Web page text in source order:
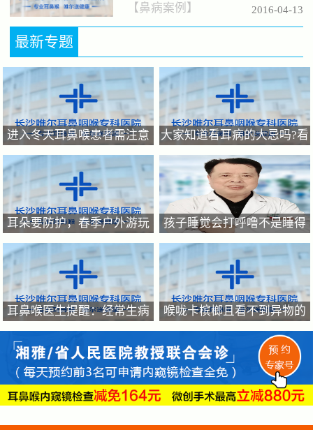
2016-04-13
【鼻病案例 】
最新专题
进入冬天耳鼻喉患者需注意
如何呵护好你的耳鼻喉?
大家知道看耳病的大忌吗?看
耳病，关键在“早”耳病不能
拖
耳朵要防护，春季户外游玩
提防耳朵进异物，耳朵进异
物的正确处理方法
孩子睡觉会打呼噜不是睡得
香，家有呼噜娃要重视起来
耳鼻喉医生提醒：经常生病
反复咳嗽的的孩子原因是什
么?
喉咙卡槟榔且看不到异物的
原因有哪些？